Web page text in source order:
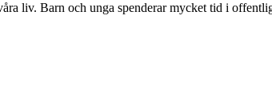
liv. Barn och unga spenderar mycket tid i